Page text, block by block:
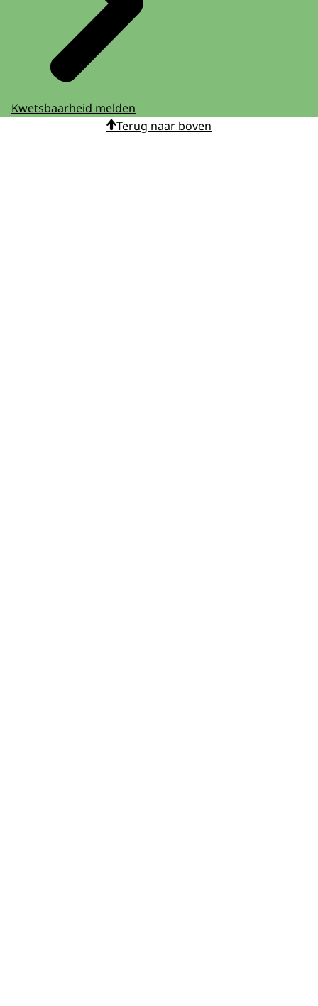
Kwetsbaarheid melden
Terug naar boven